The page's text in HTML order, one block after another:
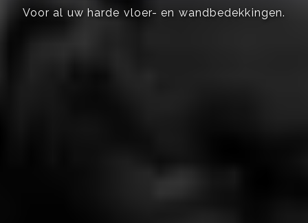
Voor al uw harde vloer- en wandbedekkingen.